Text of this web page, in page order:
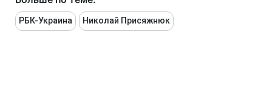
РБК-Украина Николай Присяжнюк